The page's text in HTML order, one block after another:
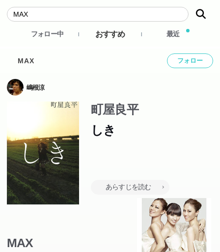
フォロー中 おすすめ 最近
MAX フォロー
嶋根涼
町屋良平
しき
あらすじを読む
MAX